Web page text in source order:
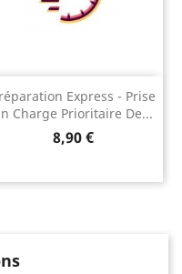
Express - Prise
Charge Prioritaire De...
Prix
8,90 €